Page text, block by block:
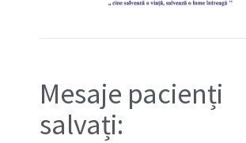
Mesaje pacienți
salvați: